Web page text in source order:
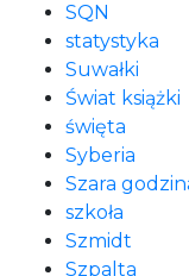
SQN
statystyka
Suwałki
Świat książki
święta
Syberia
Szara
szkoła
Szmidt
Szpalta